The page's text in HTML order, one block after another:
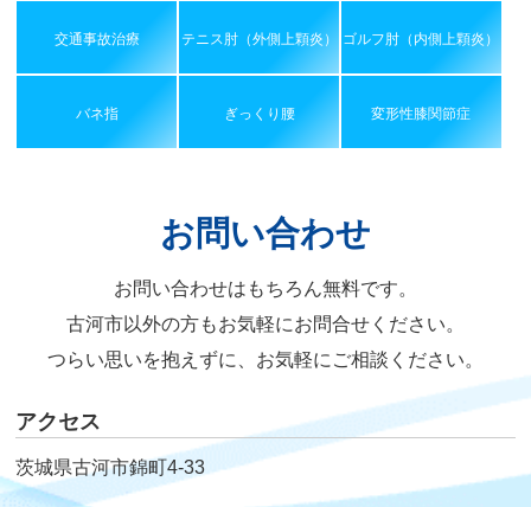
交通事故治療 テニス肘（外側上顆炎） ゴルフ肘（内側上顆炎）
バネ指 ぎっくり腰 変形性膝関節症
お問い合わせ
お問い合わせはもちろん無料です。
古河市以外の方もお気軽にお問合せください。
つらい思いを抱えずに、お気軽にご相談ください。
アクセス
茨城県古河市錦町4-33